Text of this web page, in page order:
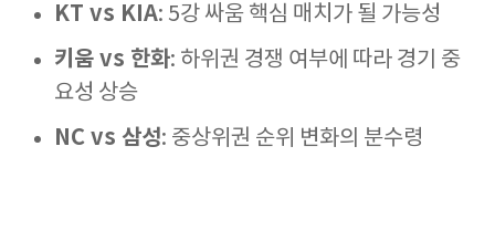
KT vs KIA: 5강 싸움 핵심 매치가 될 가능성
키움 vs 한화: 하위권 경쟁 여부에 따라 경기 중
요성 상승
NC vs 삼성: 중상위권 순위 변화의 분수령